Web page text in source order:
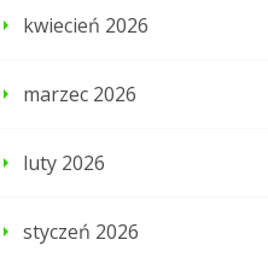
kwiecień 2026
marzec 2026
luty 2026
styczeń 2026